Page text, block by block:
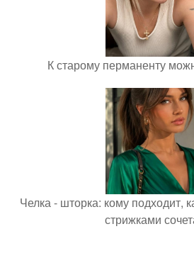
К старому перманенту
Челка - шторка: кому подходит,
стрижками